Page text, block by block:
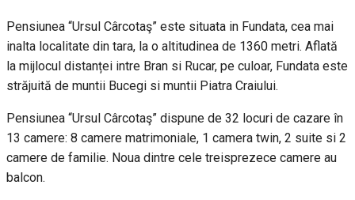
Pensiunea “Ursul Cârcotaş” este situata in Fundata, cea mai
inalta localitate din tara, la o altitudinea de 1360 metri. Aflată
la mijlocul distanței intre Bran si Rucar, pe culoar, Fundata este
străjuită de muntii Bucegi si muntii Piatra Craiului.
Pensiunea “Ursul Cârcotaş” dispune de 32 locuri de cazare în
13 camere: 8 camere matrimoniale, 1 camera twin, 2 suite si 2
camere de familie. Noua dintre cele treisprezece camere au
balcon.